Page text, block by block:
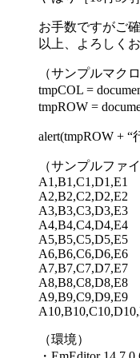
お手数ですがご
以上、よろしく
（サンプルマクロ
tmpCOL =
tmpROW =
alert(tmpROW + “
（サンプルファイ
A1,B1,C1,D1,E1
A2,B2,C2,D2,E2
A3,B3,C3,D3,E3
A4,B4,C4,D4,E4
A5,B5,C5,D5,E5
A6,B6,C6,D6,E6
A7,B7,C7,D7,E7
A8,B8,C8,D8,E8
A9,B9,C9,D9,E9
（環境）